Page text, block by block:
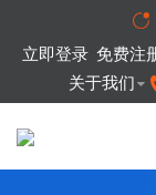
立即登录 免费注
关于我们